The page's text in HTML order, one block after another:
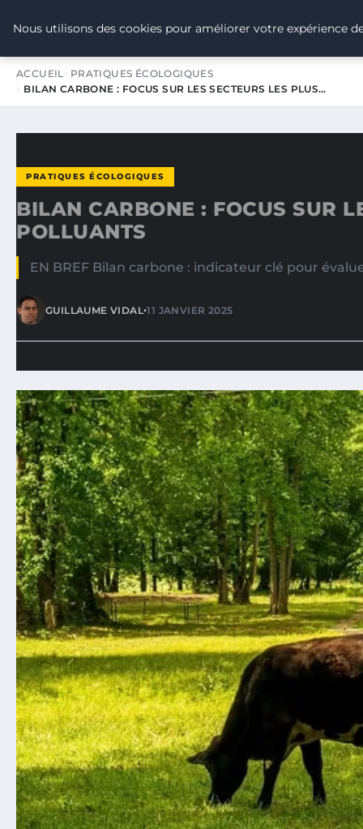
TOUR DE FRANCE POUR LE
ACCUEIL
PRATIQUES ÉCOLOGIQUES
BILAN CARBONE : FOCUS SUR LES SECTEURS LES PLUS…
PRATIQUES ÉCOLOGIQUES
BILAN CARBONE : FOCUS SUR
POLLUANTS
EN BREF Bilan carbone : indicateur clé pour
GUILLAUME VIDAL•11 JANVIER 2025
Nous utilisons des cookies pour améliorer votre expérience